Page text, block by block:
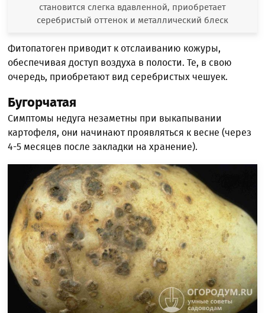
становится слегка вдавленной, приобретает
серебристый оттенок и металлический блеск
Фитопатоген приводит к отслаиванию кожуры,
обеспечивая доступ воздуха в полости. Те, в свою
очередь, приобретают вид серебристых чешуек.
Бугорчатая
Симптомы недуга незаметны при выкапывании
картофеля, они начинают проявляться к весне (через
4-5 месяцев после закладки на хранение).